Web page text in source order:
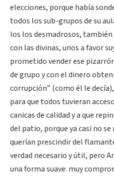
elecciones, porque había
todos los sub-grupos de su
los los desmadrosos,
con las divinas, unos a favor
prometido vender ese
de grupo y con el dinero
corrupción” (como él le
para que todos tuvieran
canicas de calidad y a que
del patio, porque ya casi no
querían prescindir del
verdad necesario y útil, pero
una forma suave: muy